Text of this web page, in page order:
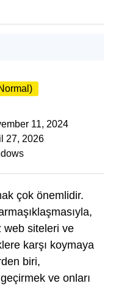
11, 2024
27, 2026
çok önemlidir.
web siteleri ve
karşı koymaya
biri,
geçirmek ve onları